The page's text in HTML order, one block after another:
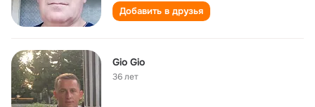
Добавить в друзья
Gio Gio
36 лет